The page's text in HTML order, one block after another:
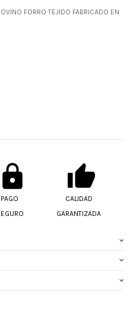
FORRO TEJIDO FABRICADO EN
PAGO
CALIDAD
GARANTIZADA